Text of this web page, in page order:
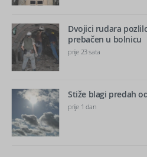
Dvojici rudara
prebačen u bolnicu
prije 23 sata
Stiže blagi predah
prije 1 dan